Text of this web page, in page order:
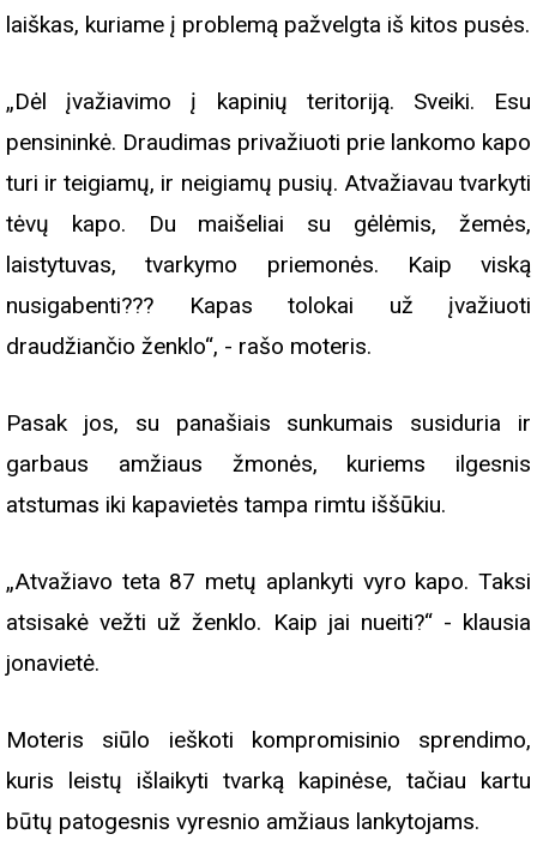
laiškas, kuriame į problemą pažvelgta iš kitos pusės.
„Dėl įvažiavimo į kapinių teritoriją. Sveiki. Esu
pensininkė. Draudimas privažiuoti prie lankomo kapo
turi ir teigiamų, ir neigiamų pusių. Atvažiavau tvarkyti
tėvų kapo. Du maišeliai su gėlėmis, žemės,
laistytuvas, tvarkymo priemonės. Kaip viską
nusigabenti??? Kapas tolokai už įvažiuoti
draudžiančio ženklo“, - rašo moteris.
Pasak jos, su panašiais sunkumais susiduria ir
garbaus amžiaus žmonės, kuriems ilgesnis
atstumas iki kapavietės tampa rimtu iššūkiu.
„Atvažiavo teta 87 metų aplankyti vyro kapo. Taksi
atsisakė vežti už ženklo. Kaip jai nueiti?“ - klausia
jonavietė.
Moteris siūlo ieškoti kompromisinio sprendimo,
kuris leistų išlaikyti tvarką kapinėse, tačiau kartu
būtų patogesnis vyresnio amžiaus lankytojams.